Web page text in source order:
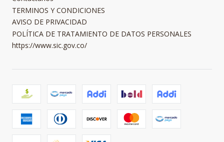
TERMINOS Y CONDICIONES
AVISO DE PRIVACIDAD
POLÍTICA DE TRATAMIENTO DE DATOS PERSONALES
https://www.sic.gov.co/